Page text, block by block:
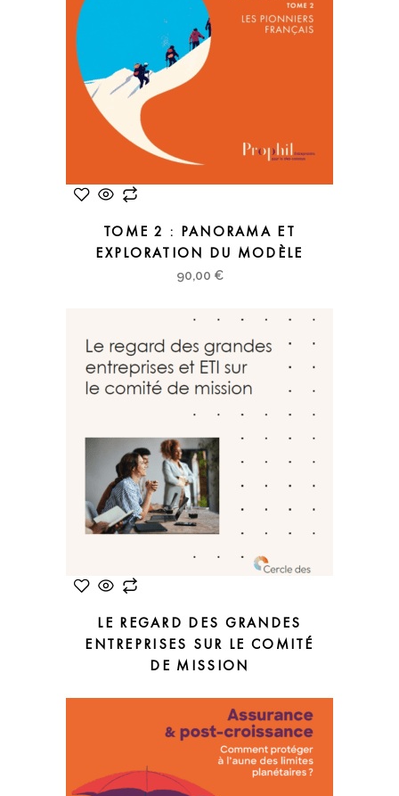
TOME 2 : PANORAMA ET
EXPLORATION DU MODÈLE
90,00 €
LE REGARD DES GRANDES
ENTREPRISES SUR LE COMITÉ
DE MISSION